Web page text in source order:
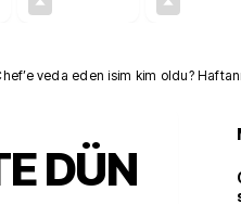
veda eden isim kim oldu?
DÜN